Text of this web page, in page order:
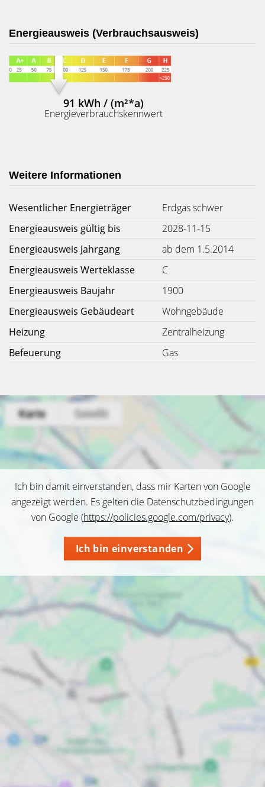
Energieausweis (Verbrauchsausweis)
91 kWh / (m²*a)
Energieverbrauchskennwert
Weitere Informationen
Wesentlicher Energieträger
Erdgas schwer
Energieausweis gültig bis
2028-11-15
Energieausweis Jahrgang
ab dem 1.5.2014
Energieausweis Werteklasse
C
Energieausweis Baujahr
1900
Energieausweis Gebäudeart
Wohngebäude
Heizung
Zentralheizung
Befeuerung
Gas
Ich bin damit einverstanden, dass mir Karten von Google
angezeigt werden. Es gelten die Datenschutzbedingungen
von Google (https://policies.google.com/privacy).
Ich bin einverstanden